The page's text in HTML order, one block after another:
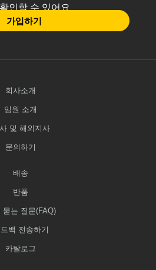
인할 수 있어요
가입하기
회사소개
임원 소개
및 해외지사
문의하기
배송
반품
묻는 질문(FAQ)
백 전송하기
카탈로그